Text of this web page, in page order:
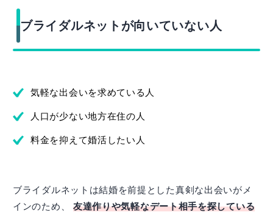
ブライダルネットが向いていない人
気軽な出会いを求めている人
人口が少ない地方在住の人
料金を抑えて婚活したい人
ブライダルネットは結婚を前提とした真剣な出会いがメ
インのため、 友達作りや気軽なデート相手を探している